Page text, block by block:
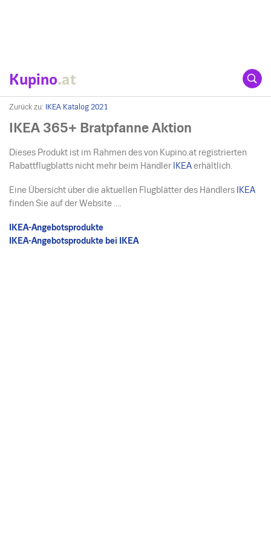
Kupino.at
Zurück zu: IKEA Katalog 2021
IKEA 365+ Bratpfanne Aktion
Dieses Produkt ist im Rahmen des von Kupino.at registrierten
Rabattflugblatts nicht mehr beim Händler IKEAerhältlich.
Eine Übersicht über die aktuellen Flugblätter des Händlers IKEA
finden Sie auf der Website ....
IKEA-Angebotsprodukte
IKEA-Angebotsprodukte bei IKEA